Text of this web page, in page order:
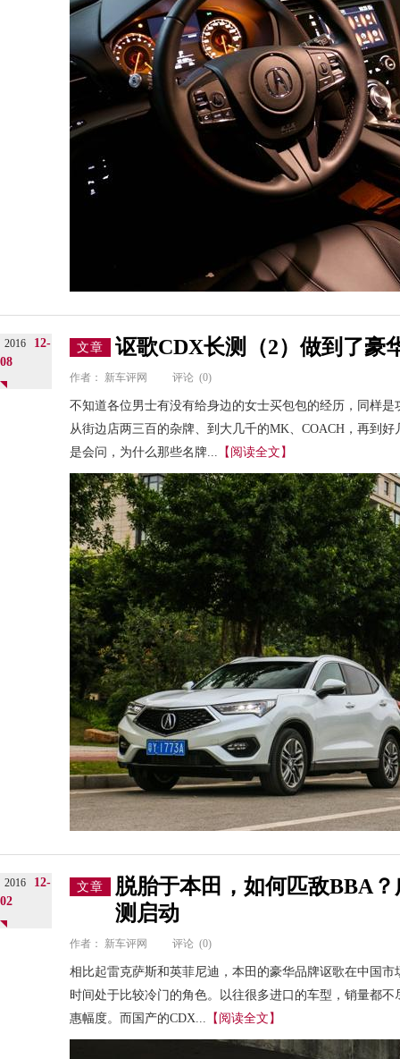
2016
12-
08
文章 讴歌CDX长测（2）做到了豪
作者： 新车评网 评论 (0)
不知道各位男士有没有给身边的女士买包包的经历，同样
从街边店两三百的杂牌、到大几千的MK、COACH，再到
是会问，为什么那些名牌... 【阅读全文】
2016
12-
02
文章
脱胎于本田，如何匹敌BBA
测启动
作者： 新车评网 评论 (0)
相比起雷克萨斯和英菲尼迪，本田的豪华品牌讴歌在中国
时间处于比较冷门的角色。以往很多进口的车型，销量都
惠幅度。而国产的CDX... 【阅读全文】